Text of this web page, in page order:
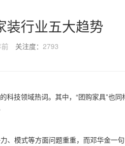
装行业五大趋势
关注度： 2793
技领域热词。其中，“团购家具”也
模式等方面问题重重，而邓华金一